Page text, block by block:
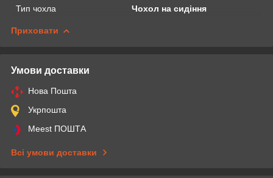
Тип чохла
Чохол на сидіння
Приховати
Умови доставки
Нова Пошта
Укрпошта
Meest ПОШТА
Всі умови доставки